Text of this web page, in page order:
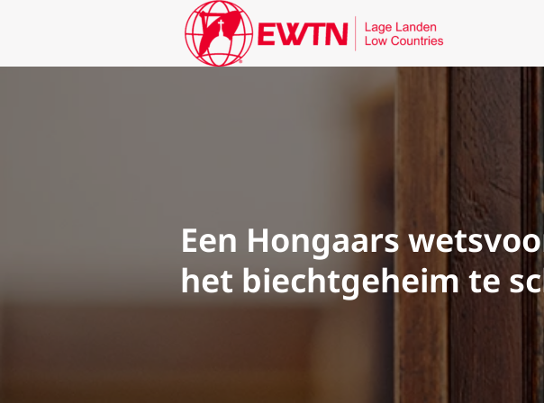
Een Hongaars
het biechtgeheim te